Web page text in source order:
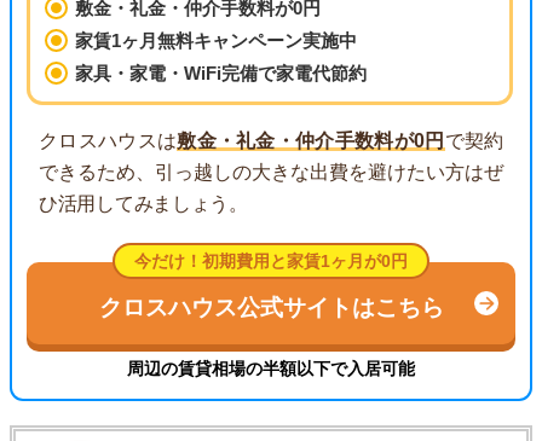
敷金・礼金・仲介手数料が0円
家賃1ヶ月無料キャンペーン実施中
家具・家電・WiFi完備で家電代節約
クロスハウスは敷金・礼金・仲介手数料が0円 で契約
できるため、引っ越しの大きな出費を避けたい方はぜ
ひ活用してみましょう。
今だけ！初期費用と家賃1ヶ月が0円
クロスハウス公式サイトはこちら
周辺の賃貸相場の半額以下で入居可能